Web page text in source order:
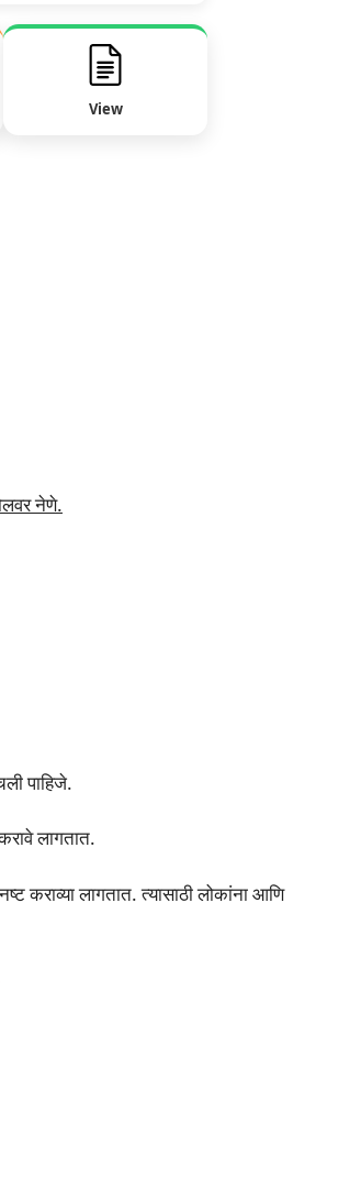
View
नेणे.
पाहिजे.
लागतात.
कराव्या लागतात. त्यासाठी लोकांना आणि